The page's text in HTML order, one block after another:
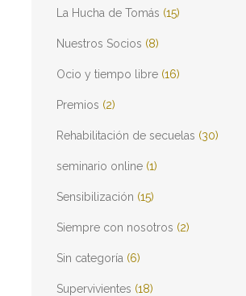
La Hucha de Tomás (15)
Nuestros Socios (8)
Ocio y tiempo libre (16)
Premios (2)
Rehabilitación de secuelas (30)
seminario online (1)
Sensibilización (15)
Siempre con nosotros (2)
Sin categoría (6)
Supervivientes (18)